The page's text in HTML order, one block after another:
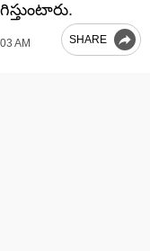
AM SHARE